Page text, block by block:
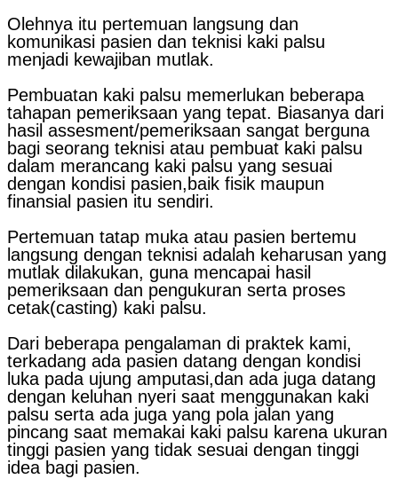
Olehnya itu pertemuan langsung dan
komunikasi pasien dan teknisi kaki palsu
menjadi kewajiban mutlak.
Pembuatan kaki palsu memerlukan beberapa
tahapan pemeriksaan yang tepat. Biasanya dari
hasil assesment/pemeriksaan sangat berguna
bagi seorang teknisi atau pembuat kaki palsu
dalam merancang kaki palsu yang sesuai
dengan kondisi pasien,baik fisik maupun
finansial pasien itu sendiri.
Pertemuan tatap muka atau pasien bertemu
langsung dengan teknisi adalah keharusan yang
mutlak dilakukan, guna mencapai hasil
pemeriksaan dan pengukuran serta proses
cetak(casting) kaki palsu.
Dari beberapa pengalaman di praktek kami,
terkadang ada pasien datang dengan kondisi
luka pada ujung amputasi,dan ada juga datang
dengan keluhan nyeri saat menggunakan kaki
palsu serta ada juga yang pola jalan yang
pincang saat memakai kaki palsu karena ukuran
tinggi pasien yang tidak sesuai dengan tinggi
idea bagi pasien.